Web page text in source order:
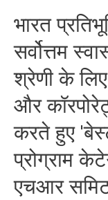
भारत
सर्वोत्तम
श्रेणी के
और
करते हुए
प्रोग्राम
एचआर